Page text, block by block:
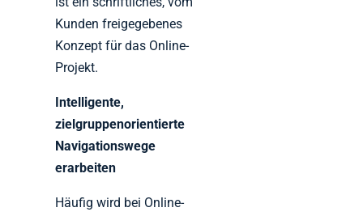
Kunden freigegebenes
Konzept für das Online-
Projekt.
Intelligente,
zielgruppenorientierte
Navigationswege
erarbeiten
Häufig wird bei Online-